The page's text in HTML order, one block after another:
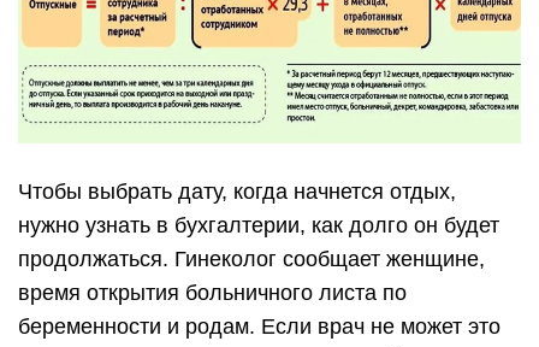
Чтобы выбрать дату, когда начнется отдых,
нужно узнать в бухгалтерии, как долго он будет
продолжаться. Гинеколог сообщает женщине,
время открытия больничного листа по
беременности и родам. Если врач не может это